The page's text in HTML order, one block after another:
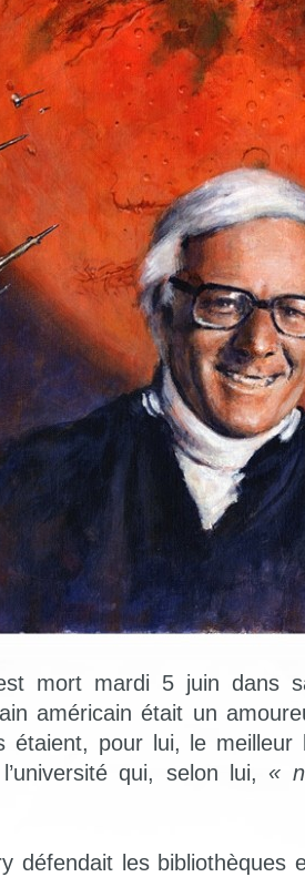
mort mardi 5 juin dans
américain était un
étaient, pour lui, le meilleur
qui, selon lui,«
défendait les bibliothèques